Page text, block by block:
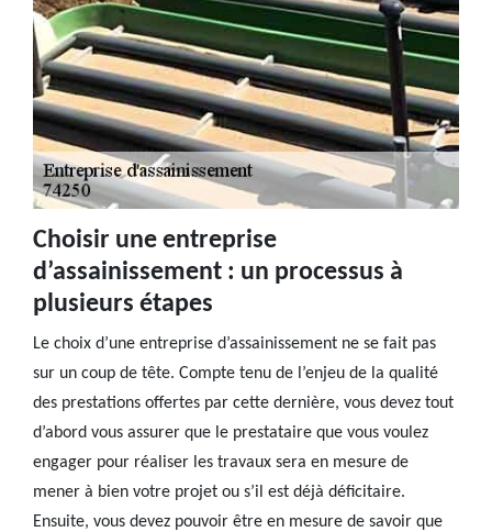
Choisir une entreprise
d’assainissement : un processus à
plusieurs étapes
Le choix d’une entreprise d’assainissement ne se fait pas
sur un coup de tête. Compte tenu de l’enjeu de la qualité
des prestations offertes par cette dernière, vous devez tout
d’abord vous assurer que le prestataire que vous voulez
engager pour réaliser les travaux sera en mesure de
mener à bien votre projet ou s’il est déjà déficitaire.
Ensuite, vous devez pouvoir être en mesure de savoir que